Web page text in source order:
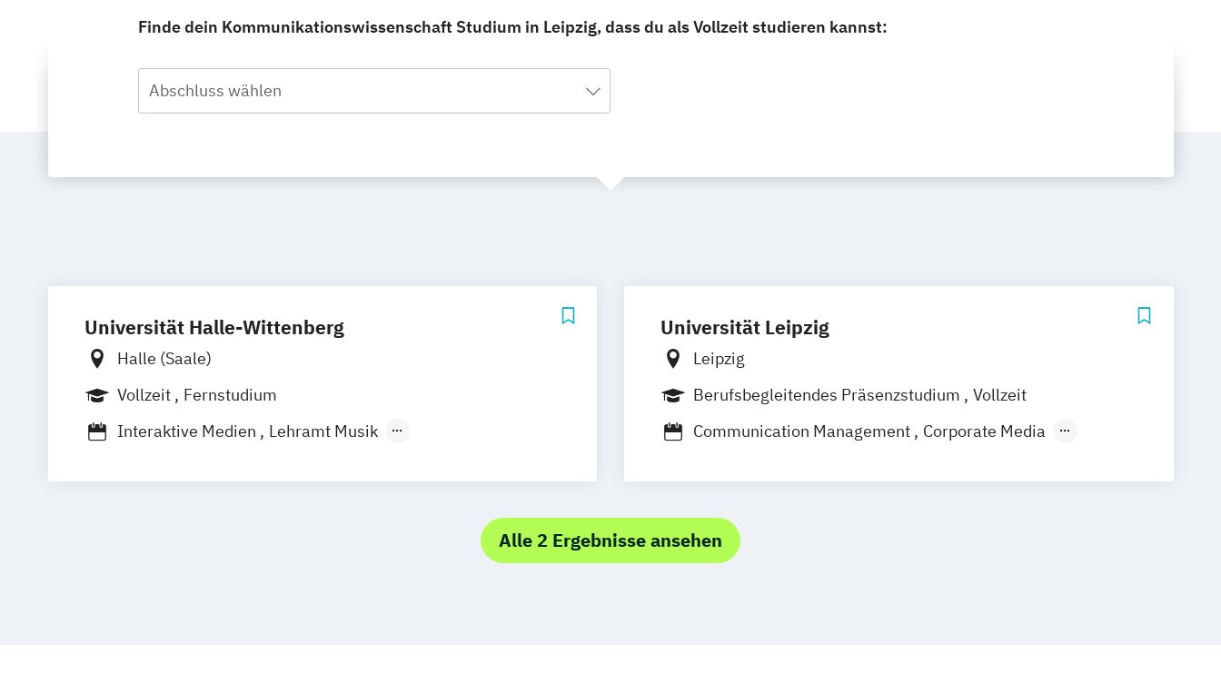
Finde dein Kommunikationswissenschaft Studium in Leipzig, dass du als Vollzeit studieren kannst:
Abschluss wählen
Universität Halle-Wittenberg
Halle (Saale)
Vollzeit
Fernstudium
Interaktive Medien
Lehramt Musik
MultiMedia & Autorschaft
Universität Leipzig
Leipzig
Berufsbegleitendes Präsenzstudium
Vollzeit
Communication Management
Corporate Media
Journalistik
Kunstgeschichte
Lehramt Musik
Alle 2 Ergebnisse ansehen